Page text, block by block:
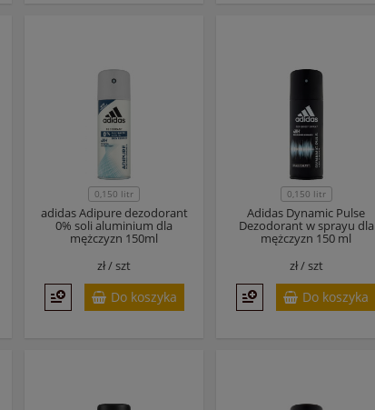
0,150 litr
adidas Adipure dezodorant
0% soli aluminium dla
mężczyzn 150ml
zł /szt
Do koszyka
0,150 litr
Adidas Dynamic Pulse
Dezodorant w sprayu dla
mężczyzn 150 ml
zł /szt
Do koszyka